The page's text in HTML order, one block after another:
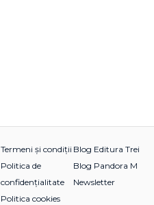
Termeni și condiții
Politica de
confidențialitate
Politica cookies
Blog Editura Trei
Blog Pandora M
Newsletter